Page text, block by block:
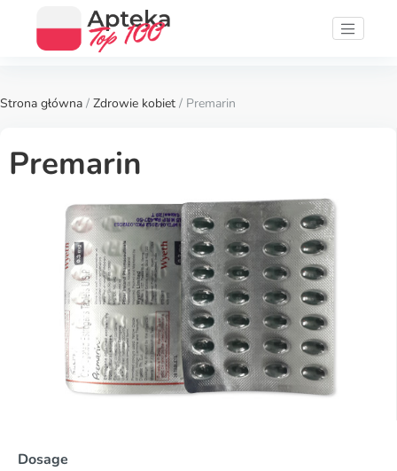
Strona główna / Zdrowie kobiet / Premarin
Premarin
Dosage